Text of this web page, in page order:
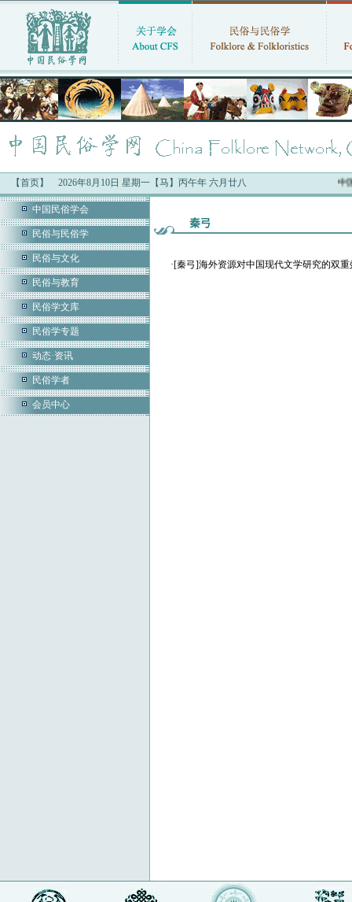
【首页】 2026年8月10日 星期一【马】丙午年 六月廿八 中
中国民俗学会
民俗与民俗学
民俗与文化
民俗与教育
民俗学文库
民俗学专题
动态·资讯
民俗学者
会员中心
秦弓
·[秦弓]海外资源对中国现代文学研究的双重